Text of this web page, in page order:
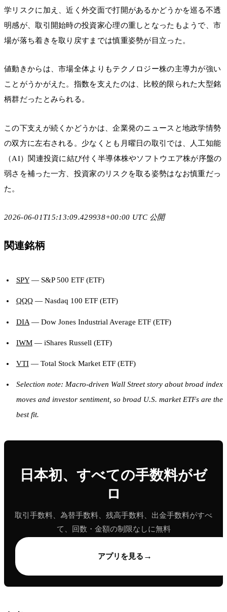
学リスクに加え、近く外交面で打開があるかどうかを巡る不透
明感が、取引開始時の投資家心理の重しとなったもようで、市
場が落ち着きを取り戻すまでは慎重姿勢が目立った。
値動きからは、市場全体よりもテクノロジー株の主導力が強い
ことがうかがえた。指数を支えたのは、比較的限られた大型銘
柄群だったとみられる。
この下支えが続くかどうかは、企業発のニュースと地政学情勢
の双方に左右される。少なくとも月曜日の取引では、人工知能
（AI）関連投資に結び付く半導体株やソフトウエア株が序盤の
弱さを補った一方、投資家のリスクを取る姿勢はなお慎重だっ
た。
2026-06-01T15:13:09.429938+00:00 UTC 公開
関連銘柄
SPY— S&P 500 ETF (ETF)
QQQ— Nasdaq 100 ETF (ETF)
DIA— Dow Jones Industrial Average ETF (ETF)
IWM— iShares Russell (ETF)
VTI— Total Stock Market ETF (ETF)
Selection note: Macro-driven Wall Street story about broad index
moves and investor sentiment, so broad U.S. market ETFs are the
best fit.
日本初、すべての手数料がゼ
ロ
取引手数料、為替手数料、残高手数料、出金手数料がすべ
て、回数・金額の制限なしに無料
アプリを見る →